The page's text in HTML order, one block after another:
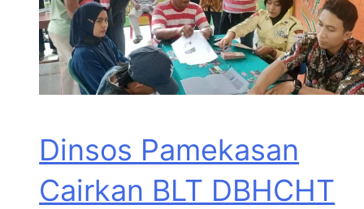
Dinsos Pamekasan
Cairkan BLT DBHCHT